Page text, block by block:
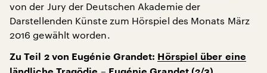
von der Jury der Deutschen Akademie der
Darstellenden Künste zum Hörspiel des Monats März
2016 gewählt worden.
Zu Teil 2 von Eugénie Grandet: Hörspiel über eine